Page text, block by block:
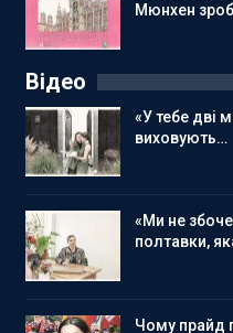
Мюнхен
Відео
«У тебе дві
виховують…
«Ми не
полтавки,
Чому прайд